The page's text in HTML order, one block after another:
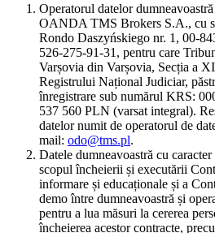
Operatorul datelor
OANDA TMS Brokers S.A., cu
Rondo Daszyńskiego nr. 1, 00-
526-275-91-31, pentru care
Varșovia din Varșovia, Secția a
Registrului Național Judiciar,
înregistrare sub numărul KRS:
537 560 PLN (varsat integral).
datelor numit de operatorul de
mail: odo@tms.pl.
Datele dumneavoastră cu
scopul încheierii și executării
informare și educaționale și a
demo între dumneavoastră și
pentru a lua măsuri la cererea
încheierea acestor contracte,